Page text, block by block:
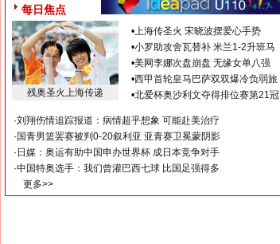
每日焦点
残奥圣火上海传递
•上海传圣火 宋晓波摆爱心手势
•小罗助攻舍瓦替补 米兰1-2升班马
•美网李娜次盘崩盘 无缘女单八强
•西甲首轮皇马巴萨双双爆冷负弱旅
•北爱杯奥沙利文夺得排位赛第21冠
·刘翔伤情追踪报道：病情超乎想象 可能赴美治疗
· 国青男篮罢赛被判0-20叙利亚 亚青赛卫冕蒙阴影
· 日媒：奥运有助中国申办世界杯 成日本竞争对手
·中国特奥选手：我们曾灌巴西七球 比国足强得多
更多>>